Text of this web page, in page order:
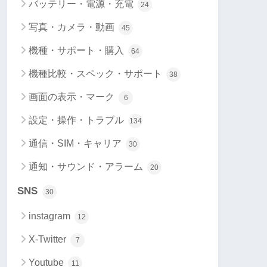
バッテリー・電源・充電 24
写真・カメラ・動画 45
機種・サポート・購入 64
機種比較・スペック・サポート 38
画面の表示・マーク 6
設定・操作・トラブル 134
通信・SIM・キャリア 30
通知・サウンド・アラーム 20
SNS 30
instagram 12
X-Twitter 7
Youtube 11